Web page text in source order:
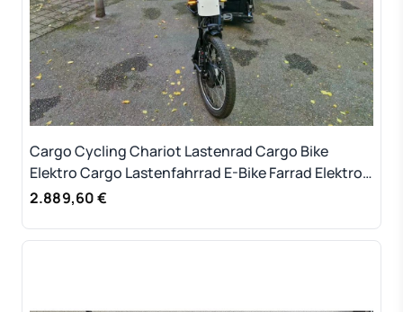
Cargo Cycling Chariot Lastenrad Cargo Bike
Elektro Cargo Lastenfahrrad E-Bike Farrad Elektro
Rad Heavy Load
2.889,60 €